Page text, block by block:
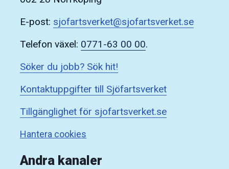
E-post: sjofartsverket@sjofartsverket.se
Telefon växel: 0771-63 00 00.
Söker du jobb? Sök hit!
Kontaktuppgifter till Sjöfartsverket
Tillgänglighet för sjofartsverket.se
Hantera cookies
Andra kanaler